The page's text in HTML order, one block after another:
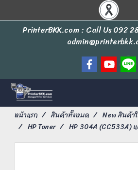
PrinterBKK.com : Call Us092
หน้าแรก สินค้าทั้งหมด New สินค้า
HP Toner
HP 304A (CC533A)